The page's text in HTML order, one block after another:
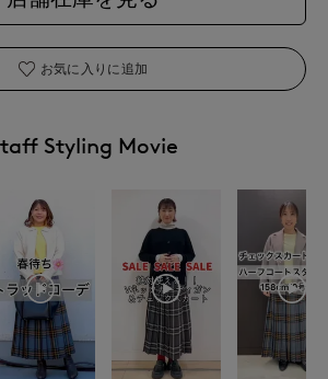
お気に入りに追加
Styling Movie